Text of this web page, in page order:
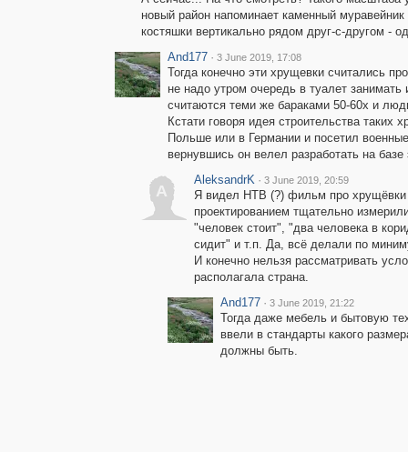
новый район напоминает каменный
костяшки вертикально рядом друг-с-другом -
And177 · 3 June 2019, 17:08
Тогда конечно эти хрущевки считались
не надо утром очередь в туалет
считаются теми же бараками 50-60х и
Кстати говоря идея строительства таких
Польше или в Германии и посетил
вернувшись он велел разработать на
A
AleksandrK · 3 June 2019, 20:59
Я видел НТВ (?) фильм про хрущёвки
проектированием тщательно
"человек стоит", "два человека в
сидит" и т.п. Да, всё делали по
И конечно нельзя рассматривать
располагала страна.
And177 · 3 June 2019, 21:22
Тогда даже мебель и бытовую
ввели в стандарты какого
должны быть.